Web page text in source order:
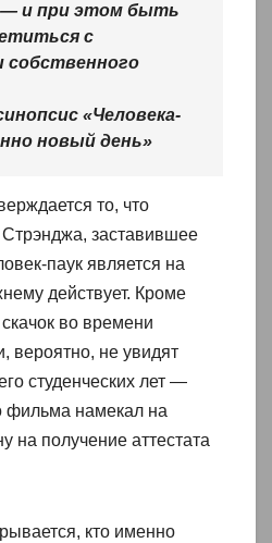
и при этом быть
с
собственного
«Человека-
новый день»
то, что
заставившее
паук является на
действует. Кроме
во времени
вероятно, не увидят
студенческих лет —
намекал на
на получение аттестата
кто именно